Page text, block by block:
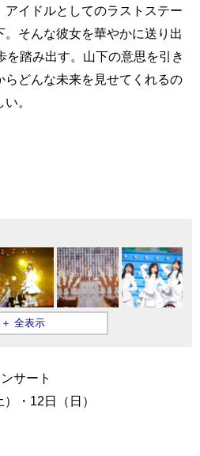
イドルとしてのラストステー
そんな彼女を華やかに送り出
を踏み出す。山下の意思を引き
どんな未来を見せてくれるの
。
＋ 全表示
サート
・12日（日）